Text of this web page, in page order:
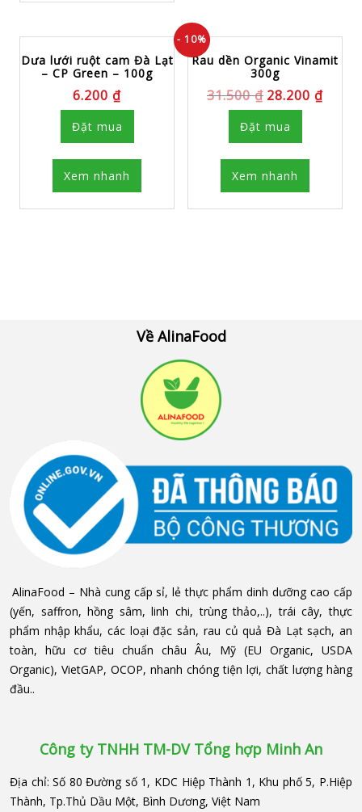
Dưa lưới ruột cam Đà Lạt
– CP Green – 100g
6.200 ₫
Đặt mua
Xem nhanh
- 10%
Rau dền Organic Vinamit
300g
31.500₫ 28.200 ₫
Đặt mua
Xem nhanh
Về AlinaFood
AlinaFood – Nhà cung cấp sỉ, lẻ thực phẩm dinh dưỡng cao cấp
(yến, saffron, hồng sâm, linh chi, trùng thảo,..), trái cây, thực
phẩm nhập khẩu, các loại đặc sản, rau củ quả Đà Lạt sạch, an
toàn, hữu cơ tiêu chuẩn châu Âu, Mỹ (EU Organic, USDA
Organic), VietGAP, OCOP, nhanh chóng tiện lợi, chất lượng hàng
đầu..
Công ty TNHH TM-DV Tổng hợp Minh An
Địa chỉ:Số 80 Đường số 1, KDC Hiệp Thành 1, Khu phố 5, P.Hiệp
Thành, Tp.Thủ Dầu Một, Bình Dương, Việt Nam